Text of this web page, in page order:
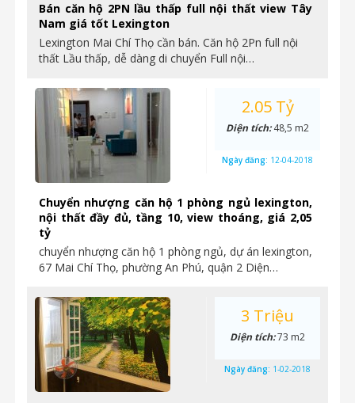
Bán căn hộ 2PN lầu thấp full nội thất view Tây
Nam giá tốt Lexington
Lexington Mai Chí Thọ cần bán. Căn hộ 2Pn full nội
thất Lầu thấp, dễ dàng di chuyển Full nội…
Chuyển nhượng căn hộ 1 phòng ngủ lexington,
nội thất đầy đủ, tầng 10, view thoáng, giá 2,05
tỷ
chuyển nhượng căn hộ 1 phòng ngủ, dự án lexington,
67 Mai Chí Thọ, phường An Phú, quận 2 Diện…
2.05 Tỷ
Diện tích:48,5 m2
Ngày đăng: 12-04-2018
3 Triệu
Diện tích:73 m2
Ngày đăng: 1-02-2018